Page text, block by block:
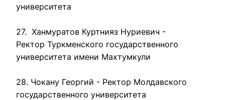
университета
27.  Ханмуратов Куртнияз Нуриевич -
Ректор Туркменского государственного
университета имени Махтумкули
28. Чокану Георгий - Ректор Молдавского
государственного университета